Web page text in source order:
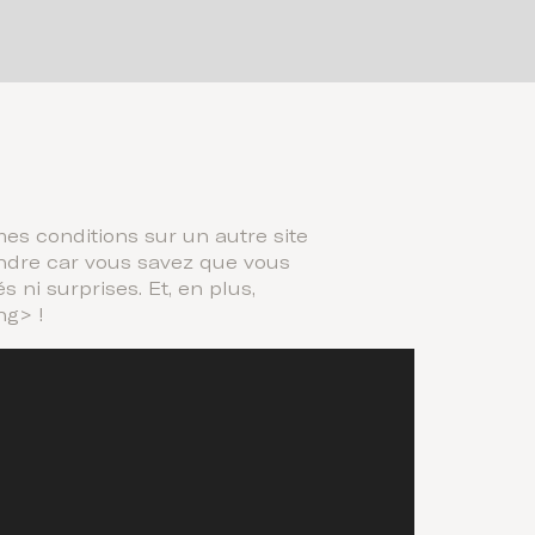
conditions sur un autre site
car vous savez que vous
ni surprises. Et, en plus,
!